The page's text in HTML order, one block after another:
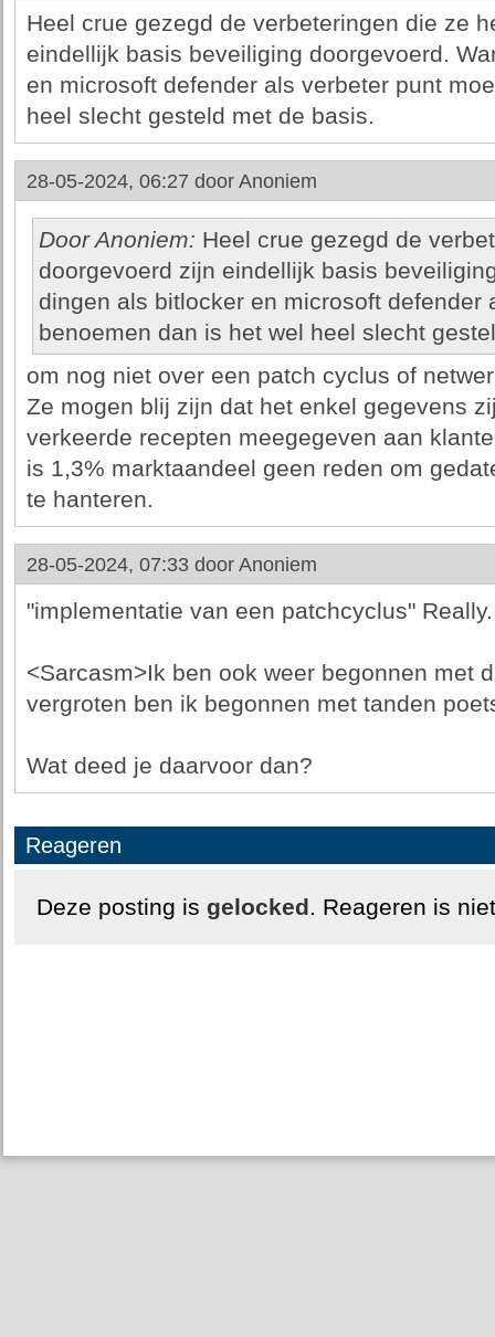
Heel crue gezegd de verbeteringen die ze
eindellijk basis beveiliging doorgevoerd.
en microsoft defender als verbeter punt
heel slecht gesteld met de basis.
28-05-2024, 06:27 door Anoniem
Door Anoniem: Heel crue gezegd de
doorgevoerd zijn eindellijk basis
dingen als bitlocker en microsoft defender
benoemen dan is het wel heel slecht
om nog niet over een patch cyclus of
Ze mogen blij zijn dat het enkel gegevens
verkeerde recepten meegegeven aan
is 1,3% marktaandeel geen reden om
te hanteren.
28-05-2024, 07:33 door Anoniem
"implementatie van een patchcyclus" Really.
<Sarcasm>Ik ben ook weer begonnen met
vergroten ben ik begonnen met tanden
Wat deed je daarvoor dan?
Reageren
Deze posting is gelocked. Reageren is